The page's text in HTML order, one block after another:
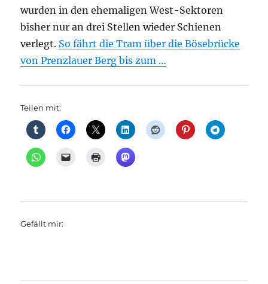
wurden in den ehemaligen West-Sektoren
bisher nur an drei Stellen wieder Schienen
verlegt. So fährt die Tram über die Bösebrücke
von Prenzlauer Berg bis zum …
Teilen mit:
Gefällt mir: